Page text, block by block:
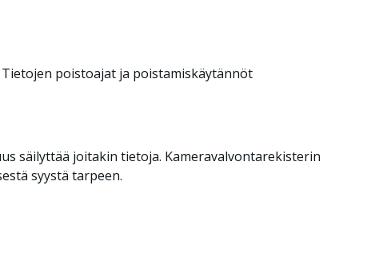
poistoajat ja poistamiskäytännöt
säilyttää joitakin tietoja. Kameravalvontarekisterin
syystä tarpeen.